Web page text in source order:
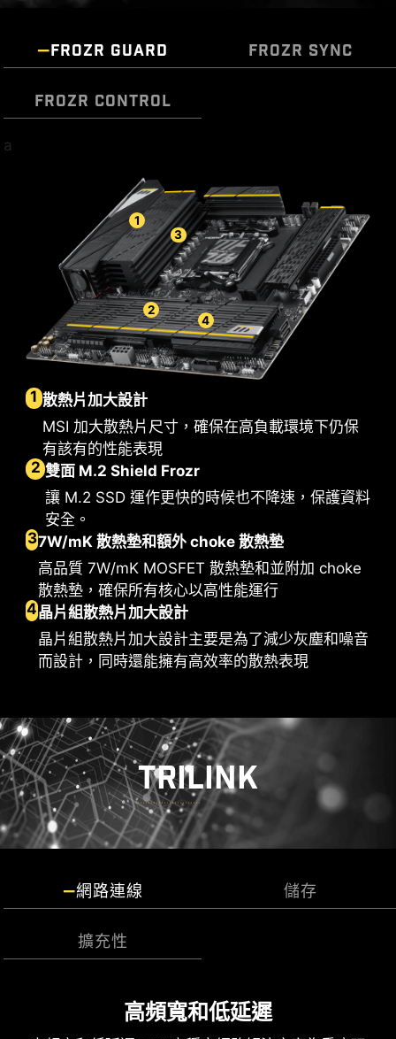
FROZR GUARD FROZR SYNC
FROZR CONTROL
a
散熱片加大設計
MSI 加大散熱片尺寸，確保在高負載環境下仍保
有該有的性能表現
雙面 M.2 Shield Frozr
讓 M.2 SSD 運作更快的時候也不降速，保護資料
安全。
7W/mK 散熱墊和額外 choke 散熱墊
高品質 7W/mK MOSFET 散熱墊和並附加 choke
散熱墊，確保所有核心以高性能運行
晶片組散熱片加大設計
晶片組散熱片加大設計主要是為了減少灰塵和噪音
而設計，同時還能擁有高效率的散熱表現
DIY 2.0 – 整合系統環境
排針配置在最佳的位置 (包含專用的水泵供電接
頭)，並可以連接 MSI 散熱器和機殼，進行整合同步
3A 供電 / 支援自動檢
支援自動檢
CONN. - JAF_1
2A 供電（風扇） / 專
風扇設定管理解決方案，並適用於所有 MSI 產品。
不論是系統風扇、PWM/DC 風扇還是幫浦…等，都
可自行調整，讓性能和噪音達到自己可以接受的平
衡點，只需一鍵即可輕鬆控制。
MULTIPLE PROFILES
SMART FAN &
MANUAL FAN
多情境設定
智能風扇和手動風扇
調整溫度曲線。
手動風扇
允許用戶手動設定風扇轉速百分比
使用情境
BIOS 模
在 BIOS 中調整風扇設定。
自定義
允許玩家自行定義風扇設定。
TRILINK
網路連線 儲存
擴充性
高頻寬和低延遲
因應未來的快速儲存技
64MB BIOS